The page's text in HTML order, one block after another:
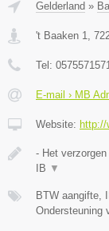
Gelderland »
't Baaken 1,
Tel:
E-mail › MB
Website: http://
- Het
IB ▼
BTW aangifte,
Ondersteuning